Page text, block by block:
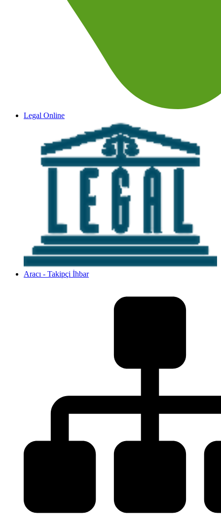
Legal Online
Aracı - Takipçi İhbar